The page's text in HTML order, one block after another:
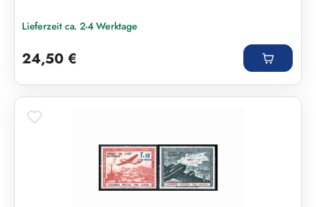
Lieferzeit ca. 2-4 Werktage
24,50 €